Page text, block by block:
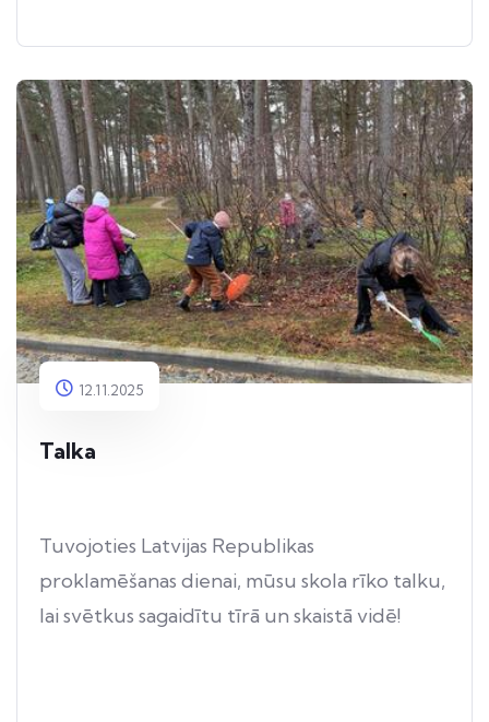
12.11.2025
Talka
Tuvojoties Latvijas Republikas
proklamēšanas dienai, mūsu skola rīko talku,
lai svētkus sagaidītu tīrā un skaistā vidē!